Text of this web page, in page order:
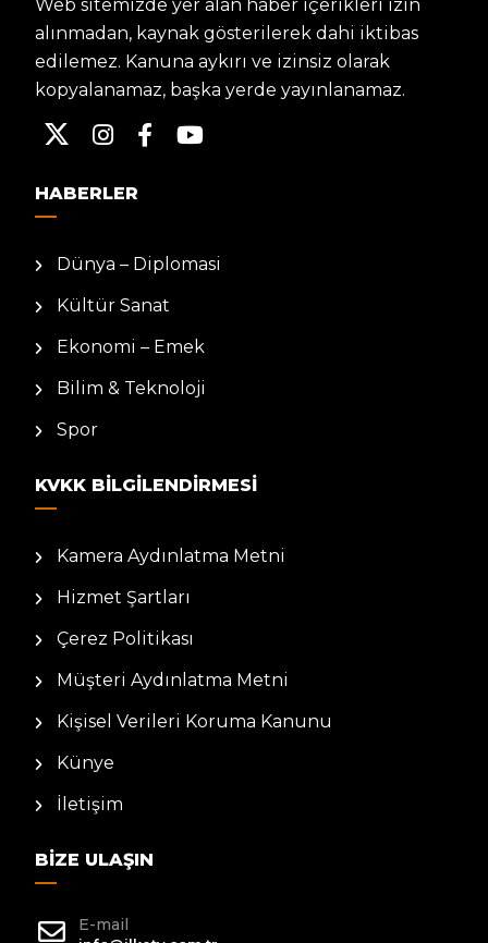
Web sitemizde yer alan haber içerikleri izin
alınmadan, kaynak gösterilerek dahi iktibas
edilemez. Kanuna aykırı ve izinsiz olarak
kopyalanamaz, başka yerde yayınlanamaz.
HABERLER
Dünya – Diplomasi
Kültür Sanat
Ekonomi – Emek
Bilim & Teknoloji
Spor
KVKK BILGILENDIRMESI
Kamera Aydınlatma Metni
Hizmet Şartları
Çerez Politikası
Müşteri Aydınlatma Metni
Kişisel Verileri Koruma Kanunu
Künye
İletişim
BIZE ULAŞIN
E-mail